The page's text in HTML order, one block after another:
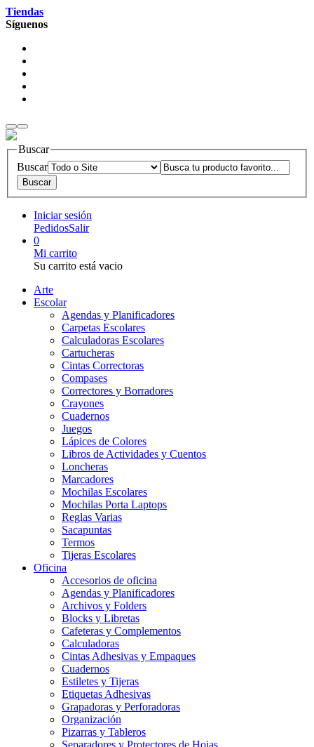
Tiendas
Síguenos
Buscar
Buscar
Iniciar sesión
PedidosSalir
0
Mi carrito
Su carrito está vacio
Arte
Escolar
Agendas y Planificadores
Carpetas Escolares
Calculadoras Escolares
Cartucheras
Cintas Correctoras
Compases
Correctores y Borradores
Crayones
Cuadernos
Juegos
Lápices de Colores
Libros de Actividades y Cuentos
Loncheras
Marcadores
Mochilas Escolares
Mochilas Porta Laptops
Reglas Varias
Sacapuntas
Termos
Tijeras Escolares
Oficina
Accesorios de oficina
Agendas y Planificadores
Archivos y Folders
Blocks y Libretas
Cafeteras y Complementos
Calculadoras
Cintas Adhesivas y Empaques
Cuadernos
Estiletes y Tijeras
Etiquetas Adhesivas
Grapadoras y Perforadoras
Organización
Pizarras y Tableros
Separadores y Protectores de Hojas